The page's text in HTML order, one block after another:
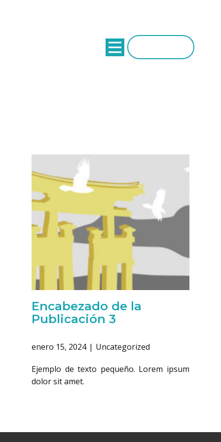
Encabezado de la
Publicación 3
enero 15, 2024 Uncategorized
Ejemplo de texto pequeño. Lorem ipsum
dolor sit amet.